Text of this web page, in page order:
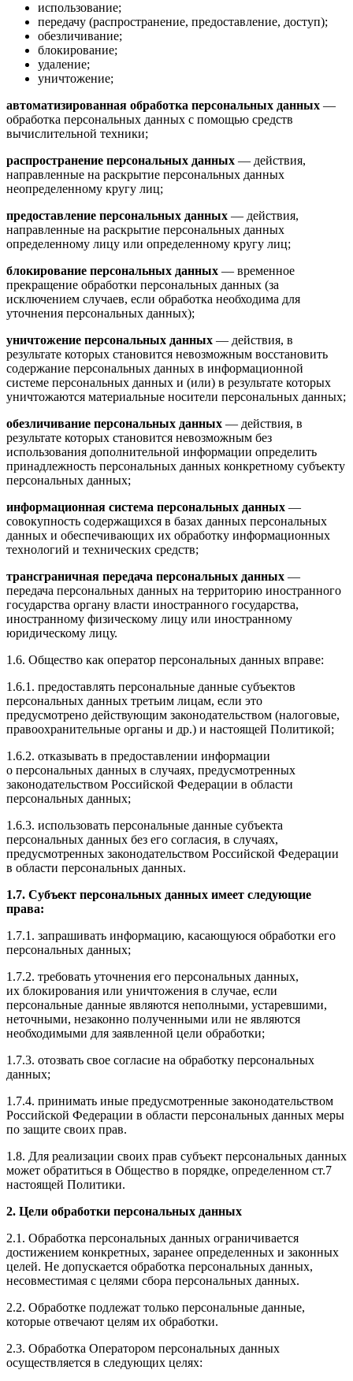
использование;
передачу (распространение, предоставление, доступ);
обезличивание;
блокирование;
удаление;
уничтожение;
автоматизированная обработка персональных данных —
обработка персональных данных с помощью средств
вычислительной техники;
распространение персональных данных — действия,
направленные на раскрытие персональных данных
неопределенному кругу лиц;
предоставление персональных данных — действия,
направленные на раскрытие персональных данных
определенному лицу или определенному кругу лиц;
блокирование персональных данных — временное
прекращение обработки персональных данных (за
исключением случаев, если обработка необходима для
уточнения персональных данных);
уничтожение персональных данных — действия, в
результате которых становится невозможным восстановить
содержание персональных данных в информационной
системе персональных данных и (или) в результате которых
уничтожаются материальные носители персональных данных;
обезличивание персональных данных — действия, в
результате которых становится невозможным без
использования дополнительной информации определить
принадлежность персональных данных конкретному субъекту
персональных данных;
информационная система персональных данных —
совокупность содержащихся в базах данных персональных
данных и обеспечивающих их обработку информационных
технологий и технических средств;
трансграничная передача персональных данных —
передача персональных данных на территорию иностранного
государства органу власти иностранного государства,
иностранному физическому лицу или иностранному
юридическому лицу.
1.6. Общество как оператор персональных данных вправе:
1.6.1. предоставлять персональные данные субъектов
персональных данных третьим лицам, если это
предусмотрено действующим законодательством (налоговые,
правоохранительные органы и др.) и настоящей Политикой;
1.6.2. отказывать в предоставлении информации
о персональных данных в случаях, предусмотренных
законодательством Российской Федерации в области
персональных данных;
1.6.3. использовать персональные данные субъекта
персональных данных без его согласия, в случаях,
предусмотренных законодательством Российской Федерации
в области персональных данных.
1.7. Субъект персональных данных имеет следующие
права:
1.7.1. запрашивать информацию, касающуюся обработки его
персональных данных;
1.7.2. требовать уточнения его персональных данных,
их блокирования или уничтожения в случае, если
персональные данные являются неполными, устаревшими,
неточными, незаконно полученными или не являются
необходимыми для заявленной цели обработки;
1.7.3. отозвать свое согласие на обработку персональных
данных;
1.7.4. принимать иные предусмотренные законодательством
Российской Федерации в области персональных данных меры
по защите своих прав.
1.8. Для реализации своих прав субъект персональных данных
может обратиться в Общество в порядке, определенном ст.7
настоящей Политики.
2. Цели обработки персональных данных
2.1. Обработка персональных данных ограничивается
достижением конкретных, заранее определенных и законных
целей. Не допускается обработка персональных данных,
несовместимая с целями сбора персональных данных.
2.2. Обработке подлежат только персональные данные,
которые отвечают целям их обработки.
2.3. Обработка Оператором персональных данных
осуществляется в следующих целях: